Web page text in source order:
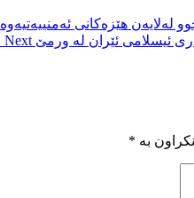
لەلایەن هێزەکانی ئەمنییەتیەوە
ئیسلامی ئێران لە ورمێ Next →
بە *